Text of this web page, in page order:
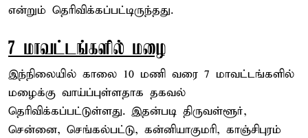
என்றும் தெரிவிக்கப்பட்டிருந்தது.
7 மாவட்டங்களில் மழை
இந்நிலையில் காலை 10 மணி வரை 7 மாவட்டங்களில்
மழைக்கு வாய்ப்புள்ளதாக தகவல்
தெரிவிக்கப்பட்டுள்ளது. இதன்படி திருவள்ளூர்,
சென்னை, செங்கல்பட்டு, கன்னியாகுமரி, காஞ்சிபுரம்